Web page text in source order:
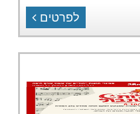
לפרטים